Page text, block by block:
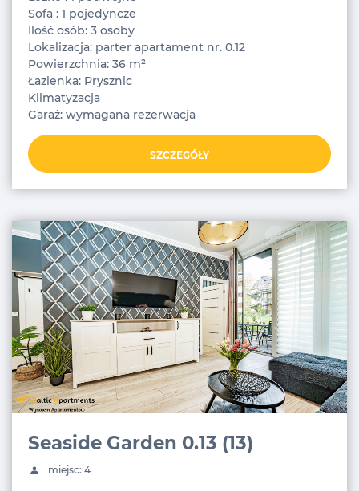
Sofa : 1 pojedyncze
Ilość osób: 3 osoby
Lokalizacja: parter apartament nr. 0.12
Powierzchnia: 36 m²
Łazienka: Prysznic
Klimatyzacja
Garaż: wymagana rezerwacja
SZCZEGÓŁY
Seaside Garden 0.13 (13)
miejsc: 4